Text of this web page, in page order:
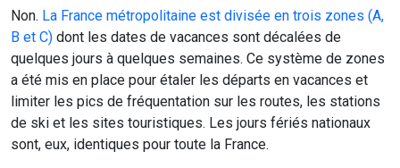
Non. La France métropolitaine est divisée en trois zones (A,
B et C) dont les dates de vacances sont décalées de
quelques jours à quelques semaines. Ce système de zones
a été mis en place pour étaler les départs en vacances et
limiter les pics de fréquentation sur les routes, les stations
de ski et les sites touristiques. Les jours fériés nationaux
sont, eux, identiques pour toute la France.